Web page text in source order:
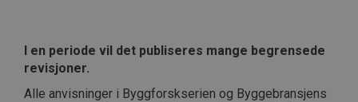
I en periode vil det publiseres mange begrensede
revisjoner.
Alle anvisninger i Byggforskserien og Byggebransjens